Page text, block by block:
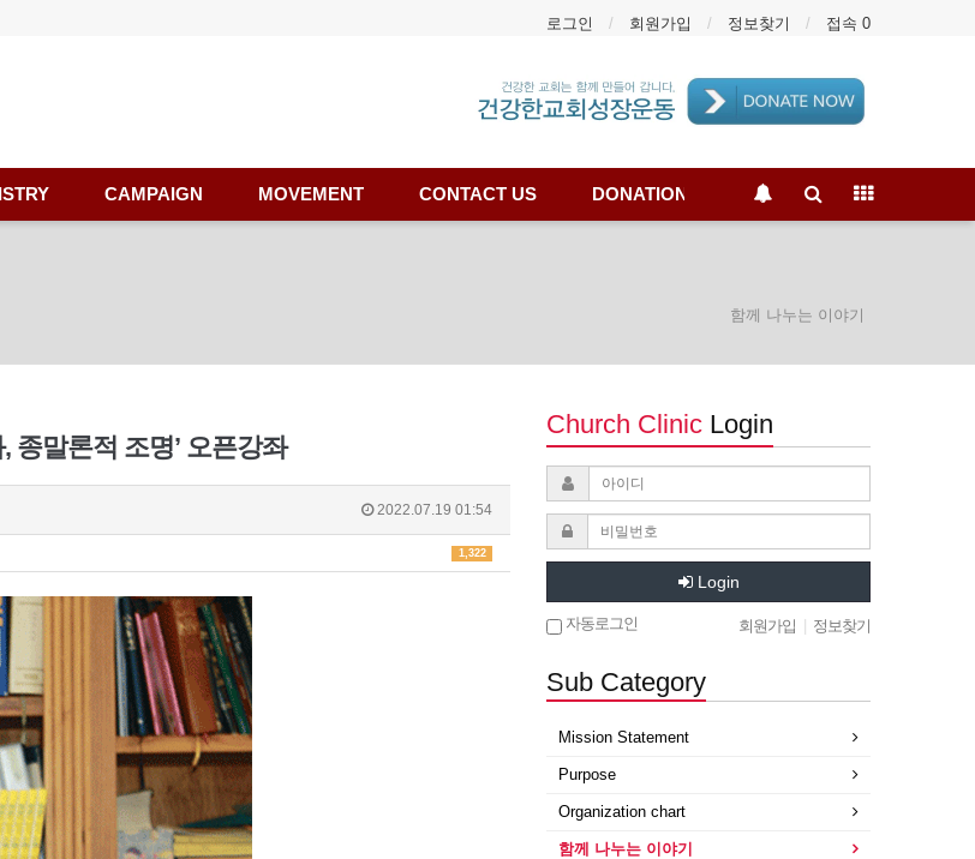
로그인 회원가입 정보찾기 접속 0
CAMPAIGN MOVEMENT CONTACT US DONATION
함께 나누는 이야기
종말론적 조명’ 오픈강좌
2022.07.19 01:54
1,322
Church Clinic Login
Login
자동로그인 회원가입 정보찾기
Sub Category
Mission Statement
Purpose
Organization chart
함께 나누는 이야기